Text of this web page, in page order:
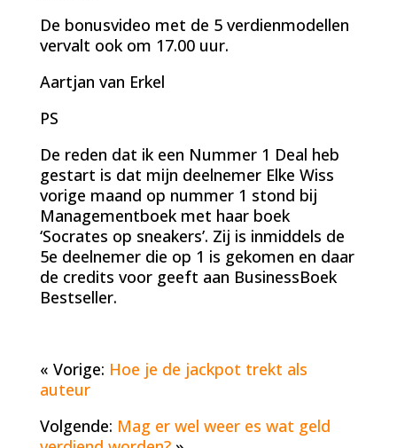
De bonusvideo met de 5 verdienmodellen
vervalt ook om 17.00 uur.
Aartjan van Erkel
PS
De reden dat ik een Nummer 1 Deal heb
gestart is dat mijn deelnemer Elke Wiss
vorige maand op nummer 1 stond bij
Managementboek met haar boek
‘Socrates op sneakers’. Zij is inmiddels de
5e deelnemer die op 1 is gekomen en daar
de credits voor geeft aan BusinessBoek
Bestseller.
« Vorige: Hoe je de jackpot trekt als
auteur
Volgende: Mag er wel weer es wat geld